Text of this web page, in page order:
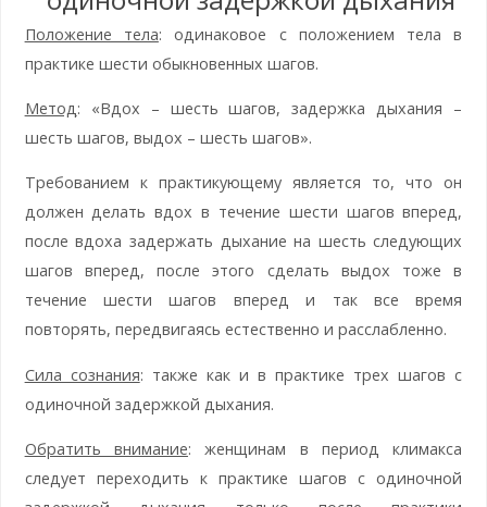
Положение тела: одинаковое с положением тела в
практике шести обыкновенных шагов.
Метод: «Вдох – шесть шагов, задержка дыхания –
шесть шагов, выдох – шесть шагов».
Требованием к практикующему является то, что он
должен делать вдох в течение шести шагов вперед,
после вдоха задержать дыхание на шесть следующих
шагов вперед, после этого сделать выдох тоже в
течение шести шагов вперед и так все время
повторять, передвигаясь естественно и расслабленно.
Сила сознания: также как и в практике трех шагов с
одиночной задержкой дыхания.
Обратить внимание: женщинам в период климакса
следует переходить к практике шагов с одиночной